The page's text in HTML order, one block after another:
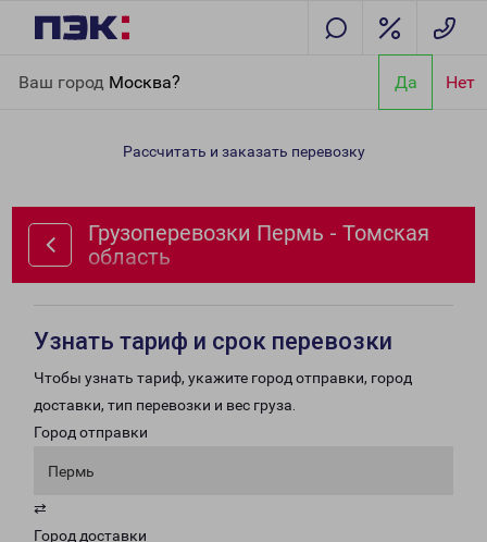
Ваш город Москва? Да Нет
область
Рассчитать и заказать перевозку
Грузоперевозки Пермь - Томская
область
Узнать тариф и срок перевозки
Чтобы узнать тариф, укажите город отправки, город
доставки, тип перевозки и вес груза.
Город отправки
Пермь
⇄
Город доставки